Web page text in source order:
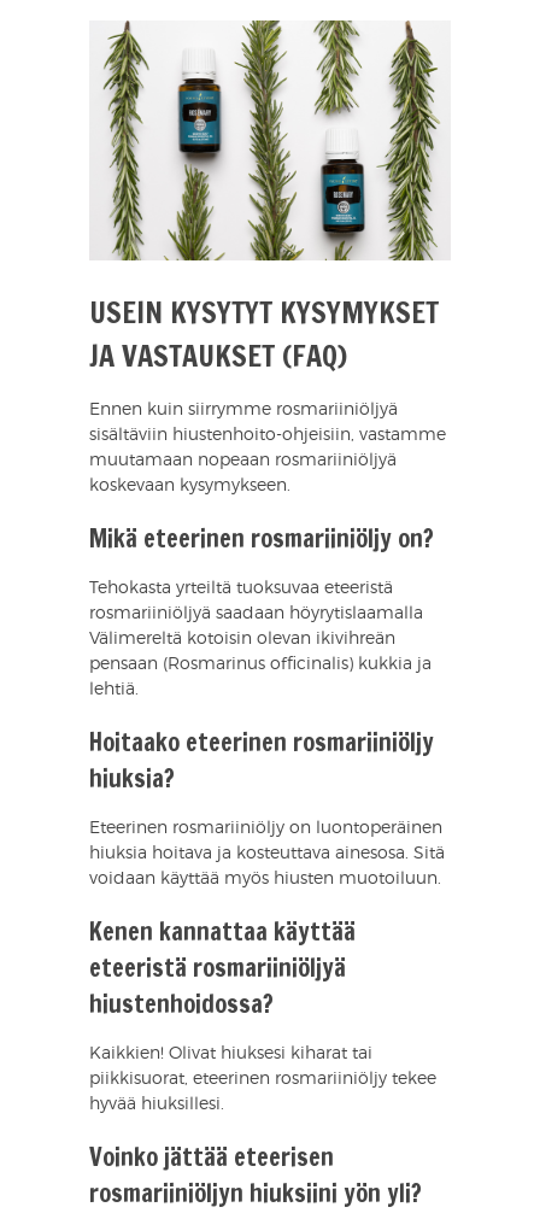
USEIN KYSYTYT KYSYMYKSET
JA VASTAUKSET (FAQ)
Ennen kuin siirrymme rosmariiniöljyä
sisältäviin hiustenhoito-ohjeisiin, vastamme
muutamaan nopeaan rosmariiniöljyä
koskevaan kysymykseen.
Mikä eteerinen rosmariiniöljy on?
Tehokasta yrteiltä tuoksuvaa eteeristä
rosmariiniöljyä saadaan höyrytislaamalla
Välimereltä kotoisin olevan ikivihreän
pensaan (Rosmarinus officinalis) kukkia ja
lehtiä.
Hoitaako eteerinen rosmariiniöljy
hiuksia?
Eteerinen rosmariiniöljy on luontoperäinen
hiuksia hoitava ja kosteuttava ainesosa. Sitä
voidaan käyttää myös hiusten muotoiluun.
Kenen kannattaa käyttää
eteeristä rosmariiniöljyä
hiustenhoidossa?
Kaikkien! Olivat hiuksesi kiharat tai
piikkisuorat, eteerinen rosmariiniöljy tekee
hyvää hiuksillesi.
Voinko jättää eteerisen
rosmariiniöljyn hiuksiini yön yli?